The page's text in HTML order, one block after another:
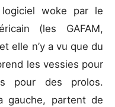
woke par le
(les GAFAM,
elle n’y a vu que du
les vessies pour
pour des prolos.
gauche, partent de